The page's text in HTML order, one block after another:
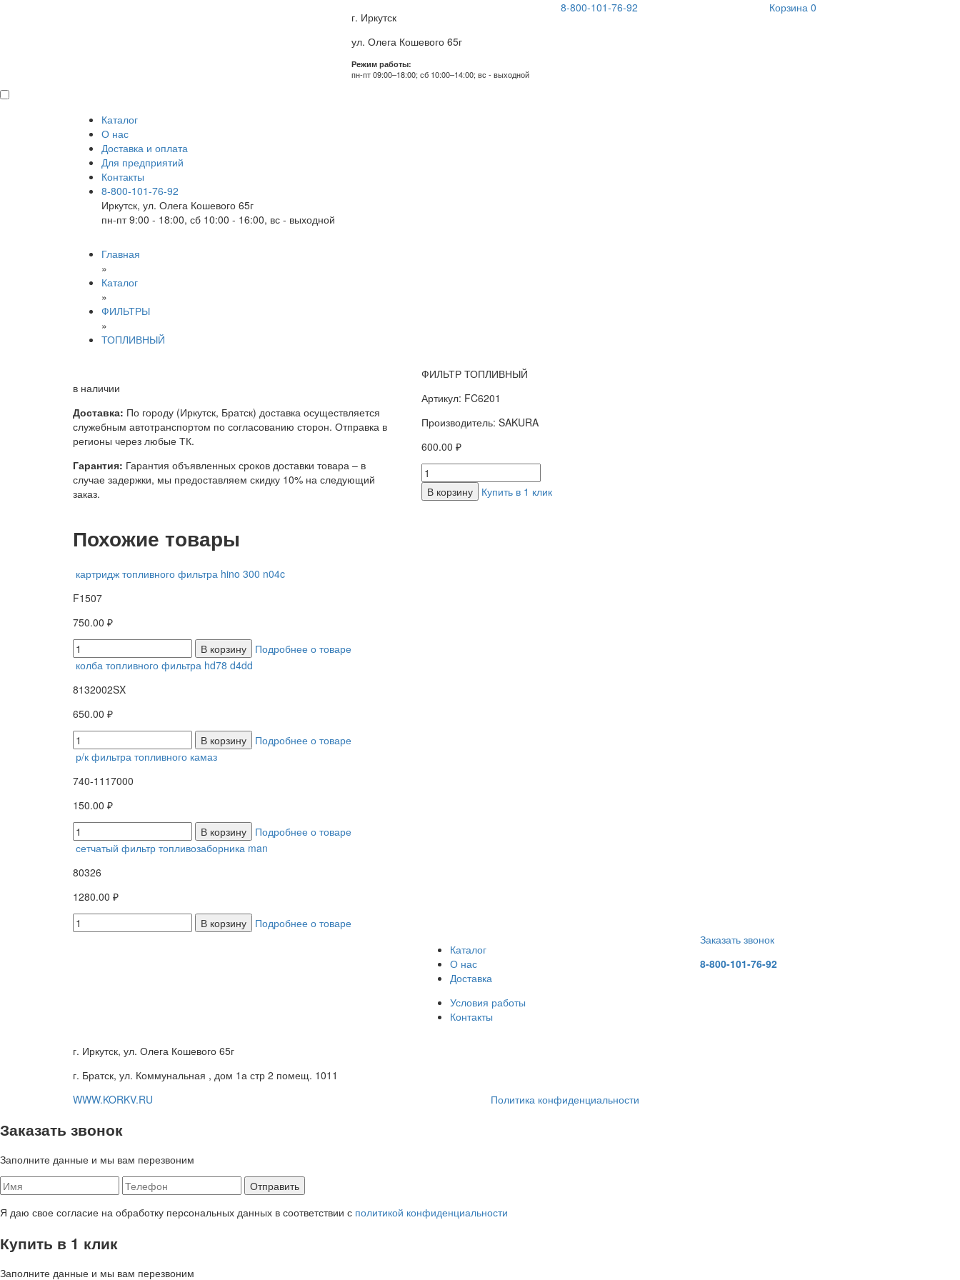
г. Иркутск
ул. Олега Кошевого 65г
Режим работы:
пн-пт 09:00–18:00; сб 10:00–14:00; вс - выходной
8-800-101-76-92 Корзина 0
Каталог
О нас
Доставка и оплата
Для предприятий
Контакты
8-800-101-76-92
Иркутск, ул. Олега Кошевого 65г
пн-пт 9:00 - 18:00, сб 10:00 - 16:00, вс - выходной
Главная
»
Каталог
»
ФИЛЬТРЫ
»
ТОПЛИВНЫЙ
в наличии
Доставка: По городу (Иркутск, Братск) доставка осуществляется
служебным автотранспортом по согласованию сторон. Отправка в
регионы через любые ТК.
Гарантия: Гарантия объявленных сроков доставки товара – в
случае задержки, мы предоставляем скидку 10% на следующий
заказ.
ФИЛЬТР ТОПЛИВНЫЙ
Артикул: FC6201
Производитель: SAKURA
600.00 ₽
В корзину Купить в 1 клик
Похожие товары
картридж топливного фильтра hino 300 n04c
F1507
750.00 ₽
В корзину
Подробнее о товаре
колба топливного фильтра hd78 d4dd
8132002SX
650.00 ₽
В корзину
Подробнее о товаре
р/к фильтра топливного камаз
740-1117000
150.00 ₽
В корзину
Подробнее о товаре
сетчатый фильтр топливозаборника man
80326
1280.00 ₽
В корзину
Подробнее о товаре
Каталог
О нас
Доставка
Условия работы
Контакты
Заказать звонок
8-800-101-76-92
г. Иркутск, ул. Олега Кошевого 65г
г. Братск, ул. Коммунальная , дом 1а стр 2 помещ. 1011
WWW.KORKV.RU
Политика конфиденциальности
Заказать звонок
Заполните данные и мы вам перезвоним
Я даю свое согласие на обработку персональных данных в соответствии с политикой конфиденциальности
Купить в 1 клик
Заполните данные и мы вам перезвоним